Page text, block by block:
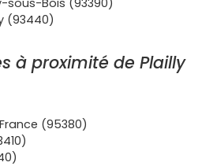
confort, performance
à long terme. Prêt à te projeter
à Plailly? Découvre les
compare les plans et les prix, et
avec
te faut.
sous-Bois (93390)
(93440)
à proximité de Plailly
(95380)